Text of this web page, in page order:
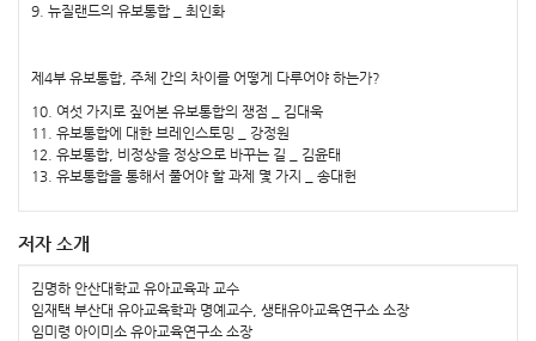
9. 뉴질랜드의 유보통합 _ 최인화
제4부 유보통합, 주체 간의 차이를 어떻게 다루어야 하는가?
10. 여섯 가지로 짚어본 유보통합의 쟁점 _ 김대욱
11. 유보통합에 대한 브레인스토밍 _ 강정원
12. 유보통합, 비정상을 정상으로 바꾸는 길 _ 김윤태
13. 유보통합을 통해서 풀어야 할 과제 몇 가지 _ 송대헌
저자 소개
김명하 안산대학교 유아교육과 교수
임재택 부산대 유아교육학과 명예교수, 생태유아교육연구소 소장
임미령 아이미소 유아교육연구소 소장